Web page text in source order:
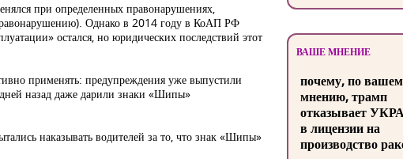
при определенных правонарушениях,
Однако в 2014 году в КоАП РФ
остался, но юридических последствий этот
применять: предупреждения уже выпустили
назад даже дарили знаки «Шипы»
наказывать водителей за то, что знак «Шипы»
ВАШЕ МНЕНИЕ
почему, по
мнению, трамп
отказывает
в лицензии на
производство